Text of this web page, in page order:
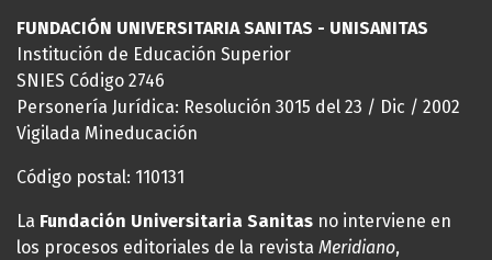
FUNDACIÓN UNIVERSITARIA SANITAS - UNISANITAS
Institución de Educación Superior
SNIES Código 2746
Personería Jurídica: Resolución 3015 del 23 / Dic / 2002
Vigilada Mineducación
Código postal: 110131
La Fundación Universitaria Sanitas no interviene en
los procesos editoriales de la revista Meridiano,